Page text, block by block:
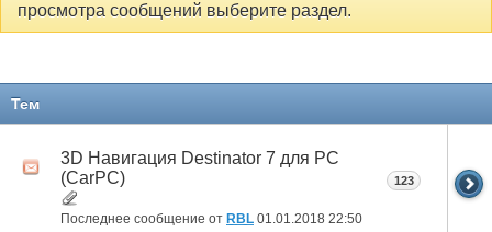
просмотра сообщений выберите раздел.
Тем
3D Навигация Destinator 7 для PC
(CarPC)
Последнее сообщение от RBL 01.01.2018 22:50
123